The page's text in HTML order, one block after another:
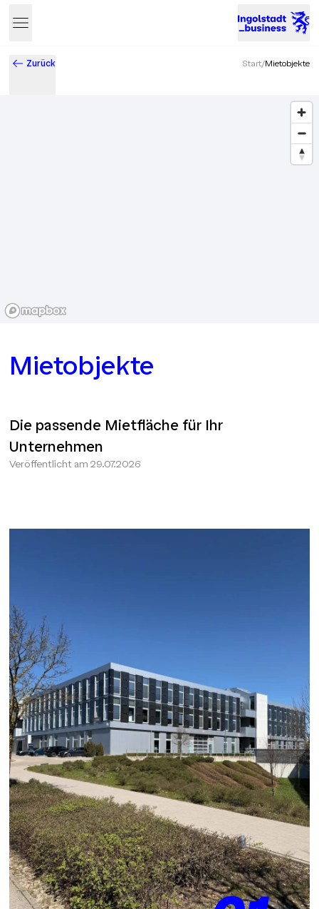
Zurück Start/Mietobjekte
Mietobjekte
Die passende Mietfläche für Ihr
Unternehmen
Veröffentlicht am 29.07.2026